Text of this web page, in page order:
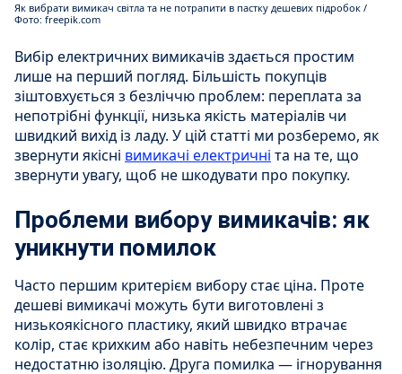
Як вибрати вимикач світла та не потрапити в пастку дешевих підробок /
Фото: freepik.com
Вибір електричних вимикачів здається простим
лише на перший погляд. Більшість покупців
зіштовхується з безліччю проблем: переплата за
непотрібні функції, низька якість матеріалів чи
швидкий вихід із ладу. У цій статті ми розберемо, як
звернути якісні вимикачі електричні та на те, що
звернути увагу, щоб не шкодувати про покупку.
Проблеми вибору вимикачів: як
уникнути помилок
Часто першим критерієм вибору стає ціна. Проте
дешеві вимикачі можуть бути виготовлені з
низькоякісного пластику, який швидко втрачає
колір, стає крихким або навіть небезпечним через
недостатню ізоляцію. Друга помилка — ігнорування